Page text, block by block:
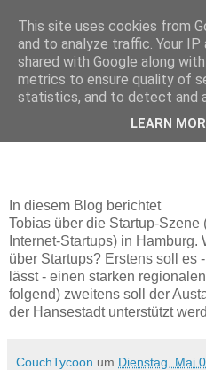
Dienstag, 6. Mai 2008
hamburg-
mit Hamburg
In diesem Blog berichtet
Tobias über die Startup-Szene
Internet-Startups) in
über Startups? Erstens soll es
lässt - einen starken
folgend) zweitens soll der
der Hansestadt unterstützt
CouchTycoon um Dienstag, Mai
This site uses cookies from
and to analyze traffic. Your
shared with Google along
metrics to ensure quality of
statistics, and to detect and
LEARN